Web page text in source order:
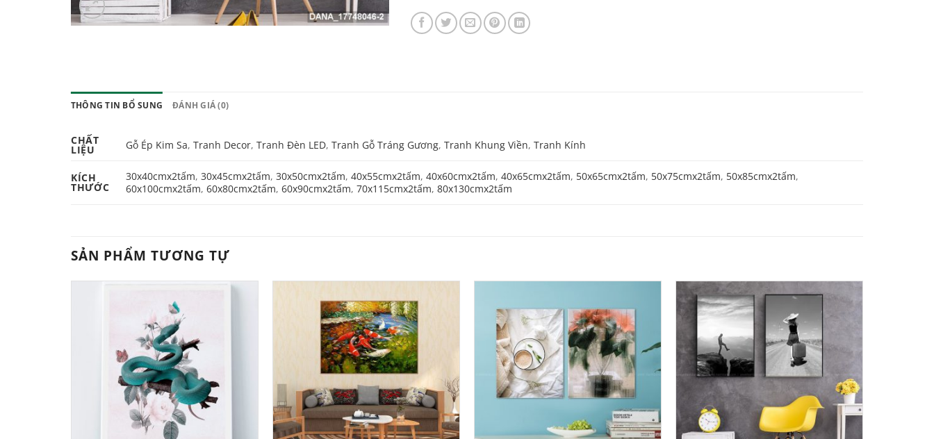
THÔNG TIN BỔ SUNG ĐÁNH GIÁ (0)
CHẤT
LIỆU Gỗ Ép Kim Sa, Tranh Decor, Tranh Đèn LED, Tranh Gỗ Tráng Gương, Tranh Khung Viền, Tranh Kính
KÍCH
THƯỚC
30x40cmx2tấm, 30x45cmx2tấm, 30x50cmx2tấm, 40x55cmx2tấm, 40x60cmx2tấm, 40x65cmx2tấm, 50x65cmx2tấm, 50x75cmx2tấm, 50x85cmx2tấm,
60x100cmx2tấm, 60x80cmx2tấm, 60x90cmx2tấm, 70x115cmx2tấm, 80x130cmx2tấm
SẢN PHẨM TƯƠNG TỰ